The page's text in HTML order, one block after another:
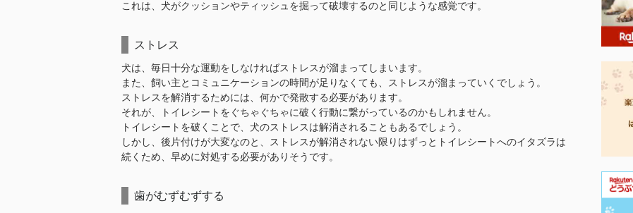
これは、犬がクッションやティッシュを掘って破壊するのと同じような感覚です。
ストレス
犬は、毎日十分な運動をしなければストレスが溜まってしまいます。
また、飼い主とコミュニケーションの時間が足りなくても、ストレスが溜まっていくでしょう。
ストレスを解消するためには、何かで発散する必要があります。
それが、トイレシートをぐちゃぐちゃに破く行動に繋がっているのかもしれません。
トイレシートを破くことで、犬のストレスは解消されることもあるでしょう。
しかし、後片付けが大変なのと、ストレスが解消されない限りはずっとトイレシートへのイタズラは
続くため、早めに対処する必要がありそうです。
歯がむずむずする